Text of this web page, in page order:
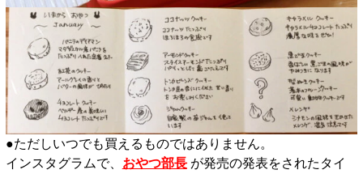
●ただしいつでも買えるものではありません。
インスタグラムで、 おやつ部長が発売の発表をされたタイ